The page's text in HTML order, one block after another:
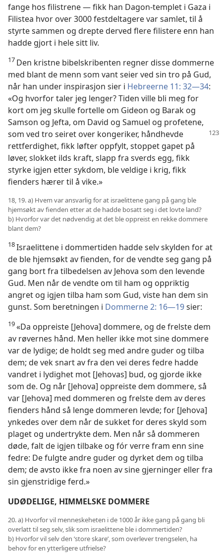
fange hos filistrene — fikk han Dagon-templet i Gaza i
Filistea hvor over 3000 festdeltagere var samlet, til å
styrte sammen og drepte derved flere filistere enn han
hadde gjort i hele sitt liv.
17 Den kristne bibelskribenten regner disse dommerne
med blant de menn som vant seier ved sin tro på Gud,
når han under inspirasjon sier i Hebreerne 11: 32—34:
«Og hvorfor taler jeg lenger? Tiden ville bli meg for
kort om jeg skulle fortelle om Gideon og Barak og
Samson og Jefta, om David og Samuel og profetene,
som ved tro seiret over kongeriker, håndhevde
rettferdighet, fikk løfter oppfylt, stoppet gapet på
løver, slokket ilds kraft, slapp fra sverds egg, fikk
styrke igjen etter sykdom, ble veldige i krig, fikk
fienders hærer til å vike.»
18, 19. a) Hvem var ansvarlig for at israelittene gang på gang ble
hjemsøkt av fienden etter at de hadde bosatt seg i det lovte land?
b) Hvorfor var det nødvendig at det ble oppreist en rekke dommere
blant dem?
18Israelittene i dommertiden hadde selv skylden for at
de ble hjemsøkt av fienden, for de vendte seg gang på
gang bort fra tilbedelsen av Jehova som den levende
Gud. Men når de vendte om til ham og oppriktig
angret og igjen tilba ham som Gud, viste han dem sin
gunst. Som beretningen i Dommerne 2: 16—19sier:
19«Da oppreiste [Jehova] dommere, og de frelste dem
av røvernes hånd. Men heller ikke mot sine dommere
var de lydige; de holdt seg med andre guder og tilba
dem; de vek snart av fra den vei deres fedre hadde
vandret i lydighet mot [Jehovas] bud, og gjorde ikke
som de. Og når [Jehova] oppreiste dem dommere, så
var [Jehova] med dommeren og frelste dem av deres
fienders hånd så lenge dommeren levde; for [Jehova]
ynkedes over dem når de sukket for deres skyld som
plaget og undertrykte dem. Men når så dommeren
døde, falt de igjen tilbake og fór verre fram enn sine
fedre: De fulgte andre guder og dyrket dem og tilba
dem; de avsto ikke fra noen av sine gjerninger eller fra
sin gjenstridige ferd.»
UDØDELIGE, HIMMELSKE DOMMERE
20. a) Hvorfor vil menneskeheten i de 1000 år ikke gang på gang bli
overlatt til seg selv, slik som israelittene ble i dommertiden?
b) Hvorfor vil selv den ’store skare’, som overlever trengselen, ha
behov for en ytterligere utfrielse?